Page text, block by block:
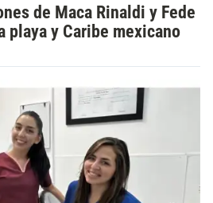
de Maca Rinaldi y Fede
playa y Caribe mexicano